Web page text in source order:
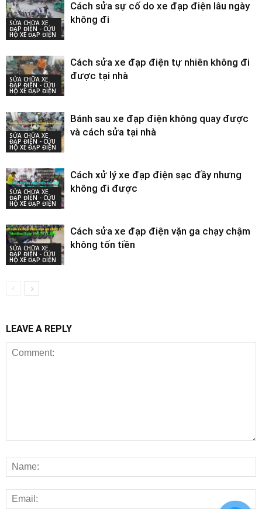
SỬA CHỮA XE
ĐẠP ĐIỆN - CỨU
HỘ XE ĐẠP ĐIỆN
Cách sửa sự cố do xe đạp điện lâu ngày
không đi
SỬA CHỮA XE
ĐẠP ĐIỆN - CỨU
HỘ XE ĐẠP ĐIỆN
Cách sửa xe đạp điện tự nhiên không đi
được tại nhà
SỬA CHỮA XE
ĐẠP ĐIỆN - CỨU
HỘ XE ĐẠP ĐIỆN
Bánh sau xe đạp điện không quay được
và cách sửa tại nhà
SỬA CHỮA XE
ĐẠP ĐIỆN - CỨU
HỘ XE ĐẠP ĐIỆN
Cách xử lý xe đạp điện sạc đầy nhưng
không đi được
SỬA CHỮA XE
ĐẠP ĐIỆN - CỨU
HỘ XE ĐẠP ĐIỆN
Cách sửa xe đạp điện vặn ga chạy chậm
không tốn tiền
LEAVE A REPLY